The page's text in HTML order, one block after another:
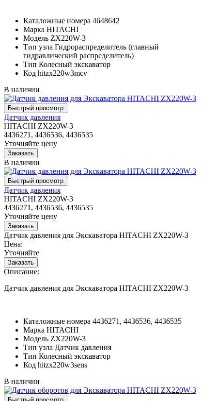
Каталожные номера 4648642
Марка HITACHI
Модель ZX220W-3
Тип узла Гидрораспределитель (главный
гидравлический распределитель)
Тип Колесный экскаватор
Код hitzx220w3mcv
В наличии
Датчик давления
HITACHI ZX220W-3
4436271, 4436536, 4436535
Уточняйте цену
В наличии
Датчик давления
HITACHI ZX220W-3
4436271, 4436536, 4436535
Уточняйте цену
Датчик давления для Экскаватора HITACHI ZX220W-3
Цена:
Уточняйте
Описание:
Датчик давления для Экскаватора HITACHI ZX220W-3
Каталожные номера 4436271, 4436536, 4436535
Марка HITACHI
Модель ZX220W-3
Тип узла Датчик давления
Тип Колесный экскаватор
Код hitzx220w3sens
В наличии